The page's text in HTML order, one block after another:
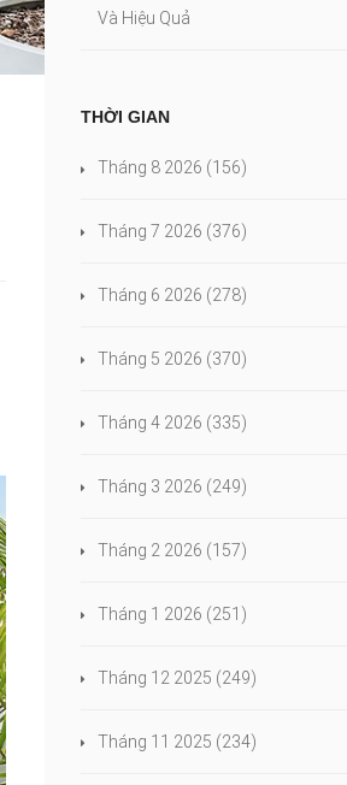
Và Hiệu Quả
THỜI GIAN
Tháng 8 2026 (156)
Tháng 7 2026 (376)
Tháng 6 2026 (278)
Tháng 5 2026 (370)
Tháng 4 2026 (335)
Tháng 3 2026 (249)
Tháng 2 2026 (157)
Tháng 1 2026 (251)
Tháng 12 2025 (249)
Tháng 11 2025 (234)